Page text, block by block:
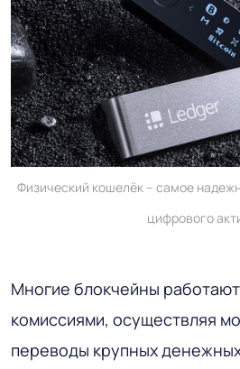
Физический кошелёк – самое
цифрового
Многие блокчейны
комиссиями, осуществляя
переводы крупных